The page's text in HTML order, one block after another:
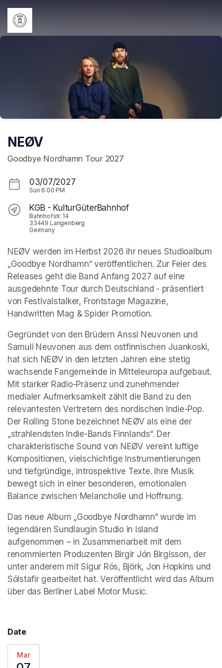
Skip header
NEØV
Goodbye Nordhamn Tour 2027
03/07/2027
Sun 6:00 PM
KGB - KulturGüterBahnhof
Bahnhofstr. 14
33449 Langenberg
Germany
NEØV werden im Herbst 2026 ihr neues Studioalbum
„Goodbye Nordhamn“ veröffentlichen. Zur Feier des
Releases geht die Band Anfang 2027 auf eine
ausgedehnte Tour durch Deutschland - präsentiert
von Festivalstalker, Frontstage Magazine,
Handwritten Mag & Spider Promotion.
Gegründet von den Brüdern Anssi Neuvonen und
Samuli Neuvonen aus dem ostfinnischen Juankoski,
hat sich NEØV in den letzten Jahren eine stetig
wachsende Fangemeinde in Mitteleuropa aufgebaut.
Mit starker Radio-Präsenz und zunehmender
medialer Aufmerksamkeit zählt die Band zu den
relevantesten Vertretern des nordischen Indie-Pop.
Der Rolling Stone bezeichnet NEØV als eine der
„strahlendsten Indie-Bands Finnlands“. Der
charakteristische Sound von NEØV vereint luftige
Kompositionen, vielschichtige Instrumentierungen
und tiefgründige, introspektive Texte. Ihre Musik
bewegt sich in einer besonderen, emotionalen
Balance zwischen Melancholie und Hoffnung.
Das neue Album „Goodbye Nordhamn“ wurde im
legendären Sundlaugin Studio in Island
aufgenommen – in Zusammenarbeit mit dem
renommierten Produzenten Birgir Jón Birgisson, der
unter anderem mit Sigur Rós, Björk, Jon Hopkins und
Sólstafir gearbeitet hat. Veröffentlicht wird das Album
über das Berliner Label Motor Music.
Date
Mar